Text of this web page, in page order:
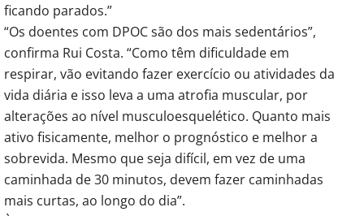
ficando parados.”
“Os doentes com DPOC são dos mais sedentários”,
confirma Rui Costa. “Como têm dificuldade em
respirar, vão evitando fazer exercício ou atividades da
vida diária e isso leva a uma atrofia muscular, por
alterações ao nível musculoesquelético. Quanto mais
ativo fisicamente, melhor o prognóstico e melhor a
sobrevida. Mesmo que seja difícil, em vez de uma
caminhada de 30 minutos, devem fazer caminhadas
mais curtas, ao longo do dia”.